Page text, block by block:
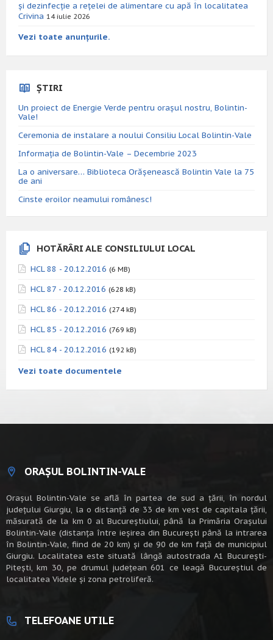
și dezinfecție a rețelei de alimentare cu apă în localitatea
Crivina 14 iulie 2026
Vezi toate anunțurile.
ȘTIRI
Un proiect de Energie Verde pentru orașul nostru, Bolintin-
Vale!
Ceremonia de instalare a noului Consiliu Local Bolintin-Vale
Informația de Bolintin-Vale – Decembrie 2023
La o aniversare… Biblioteca Orăşenească Bolintin Vale la 75
de ani
Cinste eroilor neamului românesc!
HOTĂRÂRI ALE CONSILIULUI LOCAL
HCL 88 - 20.12.2016 (6 MB)
HCL 87 - 20.12.2016 (628 kB)
HCL 86 - 20.12.2016 (274 kB)
HCL 85 - 20.12.2016 (769 kB)
HCL 84 - 20.12.2016 (192 kB)
Vezi toate documentele
ORAȘUL BOLINTIN-VALE
Oraşul Bolintin-Vale se află în partea de sud a ţării, în nordul
judeţului Giurgiu, la o distanţă de 33 de km vest de capitala țării,
măsurată de la km 0 al Bucureștiului, până la Primăria Orașului
Bolintin-Vale (distanța între ieșirea din București până la intrarea
în Bolintin-Vale, fiind de 20 km) şi de 90 de km faţă de municipiul
Giurgiu. Localitatea este situată lângă autostrada A1 Bucureşti-
Piteşti, km 30, pe drumul judeţean 601 ce leagă Bucureştiul de
localitatea Videle şi zona petroliferă.
TELEFOANE UTILE